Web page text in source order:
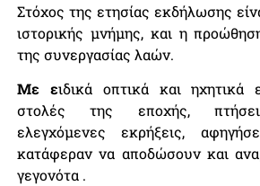
Στόχος της ετησίας εκδήλωσης
ιστορικής μνήμης, και η
της συνεργασίας λαών.
Με ειδικά οπτικά και ηχητικά
στολές της εποχής,
ελεγχόμενες εκρήξεις,
κατάφεραν να αποδώσουν και
γεγονότα .